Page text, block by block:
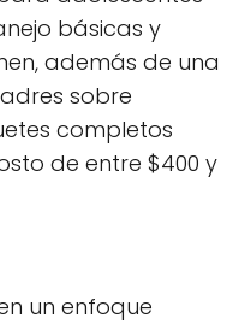
básicas y
además de una
sobre
completos
de entre $400 y
un enfoque